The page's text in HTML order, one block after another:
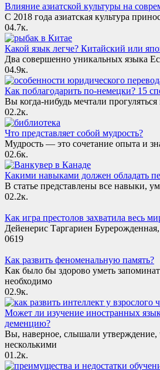
Влияние азиатской культуры на
С 2018 года азиатская культура
04.7к.
Какой язык легче? Китайский или
Два совершенно уникальных языка
04.9к.
Как поблагодарить по-немецки? 15
Вы когда-нибудь мечтали
02.2к.
Что представляет собой мудрость?
Мудрость — это сочетание опыта и
02.6к.
Какими навыками должен обладать
В статье представлены все навыки,
02.2к.
Как игра престолов захватила весь
Дейенерис Таргариен
0619
Как развить феноменальную память?
Как было бы здорово уметь
необходимо
02.9к.
Может ли изучение иностранных
деменцию?
Вы, наверное, слышали утверждение,
несколькими
01.2к.